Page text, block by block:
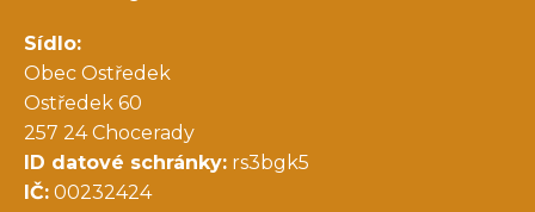
Sídlo:
Obec Ostředek
Ostředek 60
257 24 Chocerady
ID datové schránky: rs3bgk5
IČ: 00232424